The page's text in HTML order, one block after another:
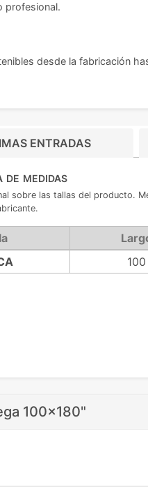
profesional.
desde la fabricación
ENTRADAS
medidas
sobre las tallas del producto.
100
100x180"